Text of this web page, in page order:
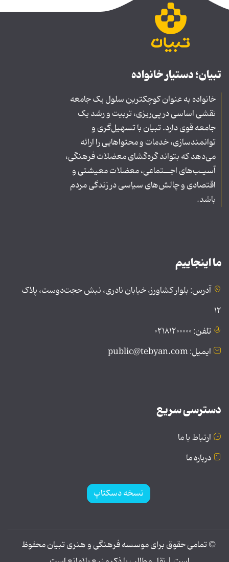
تبیان؛ دستیار خانواده
خانواده به عنوان کوچکترین سلول یک جامعه
نقشی اساسی در پی‌ریزی، تربیت و رشد یک
جامعه قوی دارد. تبیان با تسهیل‌گری و
توانمندسازی، خدمات و محتواهایی را ارائه
می‌دهد که بتواند گره‌گشای معضلات فرهنگی،
آسیـب‌های اجــتماعی، معضلات معیشتی و
اقتصادی و چالش‌های سیاسی در زندگی مردم
باشد.
ما اینجاییم
آدرس: بلوار کشاورز، خیابان نادری، نبش حجت‌دوست، پلاک
۱۲
تلفن: ۰۲۱۸۱۲۰۰۰۰۰
ایمیل: public@tebyan.com
دسترسی سریع
ارتباط با ما
درباره ما
نسخه دسکتاپ
© تمامی حقوق برای موسسه فرهنگی و هنری تبیان محفوظ